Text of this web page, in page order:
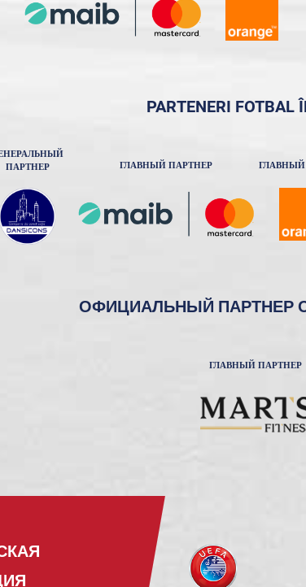
PARTENERI FOTBAL
ПАРТНЕР
ГЛАВНЫЙ ПАРТНЕР
ОФИЦИАЛЬНЫЙ ПАРТНЕР
ГЛАВНЫЙ ПАРТНЕР